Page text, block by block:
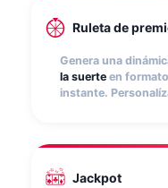
Ruleta de
Genera una
la suerte en
instante.
commerce, app o
Jackpot